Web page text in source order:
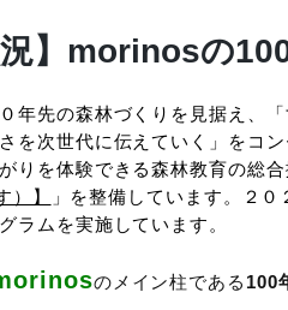
】morinosの
年先の森林づくりを見据え、
を次世代に伝えていく」をコ
りを体験できる森林教育の総
）】
」を整備しています。２
ラムを実施しています。
のメイン柱である 100